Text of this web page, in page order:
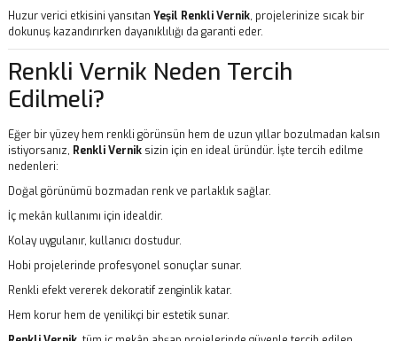
Huzur verici etkisini yansıtan Yeşil Renkli Vernik, projelerinize sıcak bir
dokunuş kazandırırken dayanıklılığı da garanti eder.
Renkli Vernik Neden Tercih
Edilmeli?
Eğer bir yüzey hem renkli görünsün hem de uzun yıllar bozulmadan kalsın
istiyorsanız, Renkli Vernik sizin için en ideal üründür. İşte tercih edilme
nedenleri:
Doğal görünümü bozmadan renk ve parlaklık sağlar.
İç mekân kullanımı için idealdir.
Kolay uygulanır, kullanıcı dostudur.
Hobi projelerinde profesyonel sonuçlar sunar.
Renkli efekt vererek dekoratif zenginlik katar.
Hem korur hem de yenilikçi bir estetik sunar.